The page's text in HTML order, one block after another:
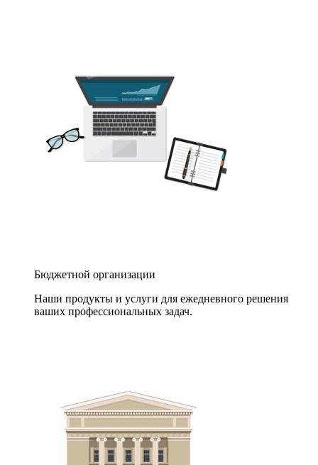
Бюджетной организации
Наши продукты и услуги для ежедневного решения
ваших профессиональных задач.